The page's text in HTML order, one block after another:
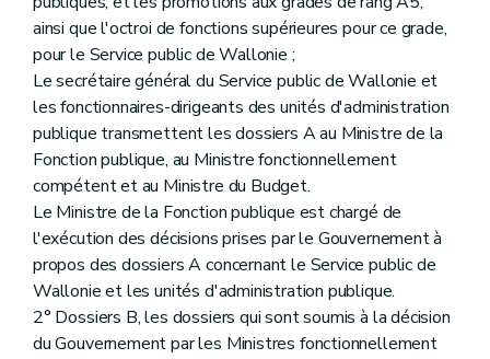
ainsi que l'octroi de fonctions supérieures pour ce grade,
pour le Service public de Wallonie ;
Le secrétaire général du Service public de Wallonie et
les fonctionnaires-dirigeants des unités d'administration
publique transmettent les dossiers A au Ministre de la
Fonction publique, au Ministre fonctionnellement
compétent et au Ministre du Budget.
Le Ministre de la Fonction publique est chargé de
l'exécution des décisions prises par le Gouvernement à
propos des dossiers A concernant le Service public de
Wallonie et les unités d'administration publique.
2° Dossiers B, les dossiers qui sont soumis à la décision
du Gouvernement par les Ministres fonctionnellement